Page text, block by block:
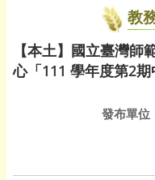
教
【本土】國立臺灣
心「111 學年度第2期
發布單位